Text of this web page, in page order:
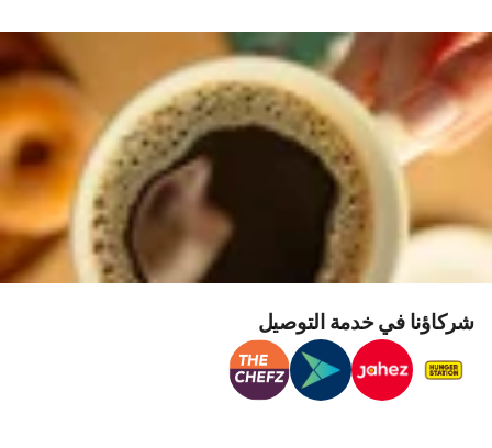
شركاؤنا في خدمة التوصيل